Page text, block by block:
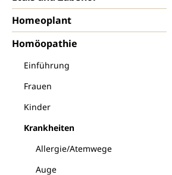
Homeoplant
Homöopathie
Einführung
Frauen
Kinder
Krankheiten
Allergie/Atemwege
Auge